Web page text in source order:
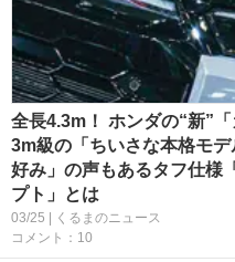
全長4.3m！ ホンダの“新”
3m級の「ちいさな本格モ
好み」の声もあるタフ仕様
プト」とは
03/25 | くるまのニュース
コメント：10